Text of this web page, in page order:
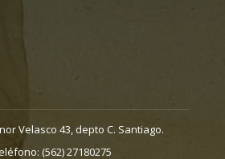
Velasco 43, depto C. Santiago.
(562) 27180275